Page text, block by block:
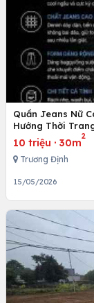
Quần Jeans Nữ
Hướng Thời
10 triệu · 30m
2
Trương Định
15/05/2026